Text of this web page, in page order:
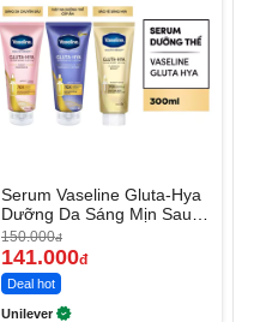
Serum Vaseline Gluta-Hya
Dưỡng Da Sáng Mịn Sau 7
Ngày
150.000đ
141.000đ
Deal hot
Unilever